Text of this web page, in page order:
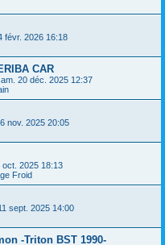
févr. 2026 16:18
CAR
20 déc. 2025 12:37
nov. 2025 20:05
oct. 2025 18:13
Froid
sept. 2025 14:00
-Triton BST 1990-